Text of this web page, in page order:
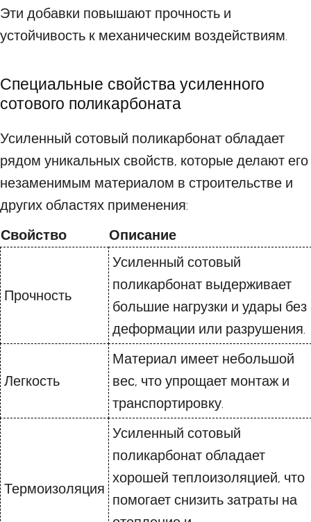
Эти добавки повышают прочность и
устойчивость к механическим воздействиям.
Специальные свойства усиленного
сотового поликарбоната
Усиленный сотовый поликарбонат обладает
рядом уникальных свойств, которые делают его
незаменимым материалом в строительстве и
других областях применения:
Свойство
Описание
Прочность
Усиленный сотовый
поликарбонат выдерживает
большие нагрузки и удары без
деформации или разрушения.
Легкость
Материал имеет небольшой
вес, что упрощает монтаж и
транспортировку.
Термоизоляция
Усиленный сотовый
поликарбонат обладает
хорошей теплоизоляцией, что
помогает снизить затраты на